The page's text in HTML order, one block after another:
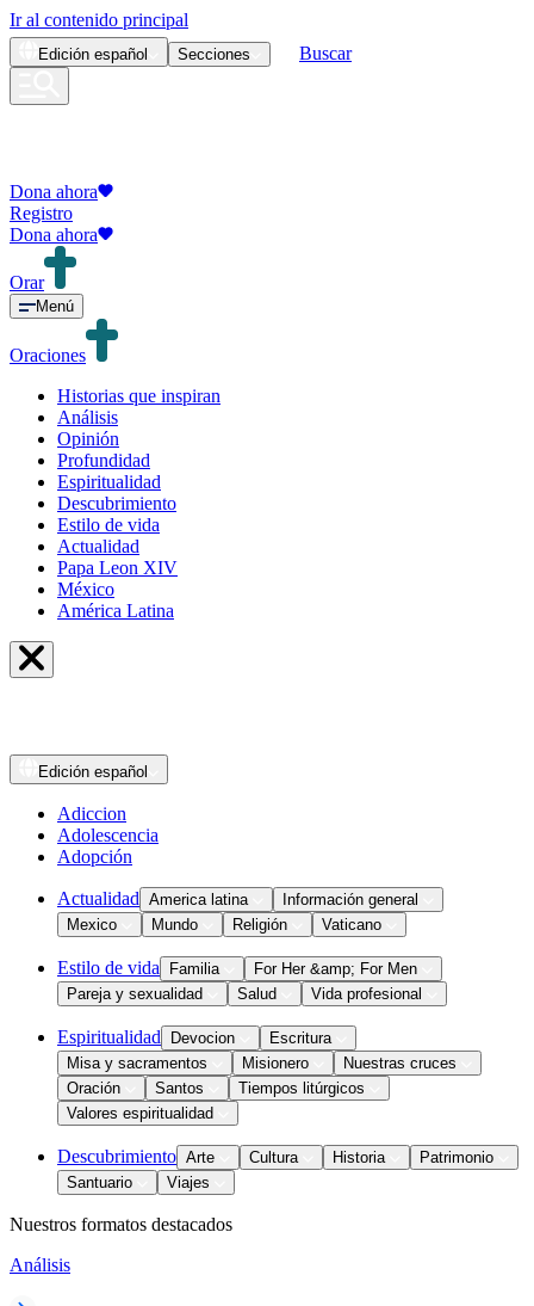
Ir al contenido principal
Edición español Secciones Buscar
Dona ahora
Registro
Dona ahora
Orar
Menú
Oraciones
Historias que inspiran
Análisis
Opinión
Profundidad
Espiritualidad
Descubrimiento
Estilo de vida
Actualidad
Papa Leon XIV
México
América Latina
Edición español
Adiccion
Adolescencia
Adopción
Actualidad America latina
Información general
Mexico
Mundo Religión Vaticano
Estilo de vida Familia
For Her &amp; For Men
Pareja y sexualidad
Salud Vida profesional
Espiritualidad Devocion
Escritura
Misa y sacramentos
Misionero
Nuestras cruces
Oración
Santos
Tiempos litúrgicos
Valores espiritualidad
Descubrimiento Arte Cultura Historia
Patrimonio
Santuario
Viajes
Nuestros formatos destacados
Análisis